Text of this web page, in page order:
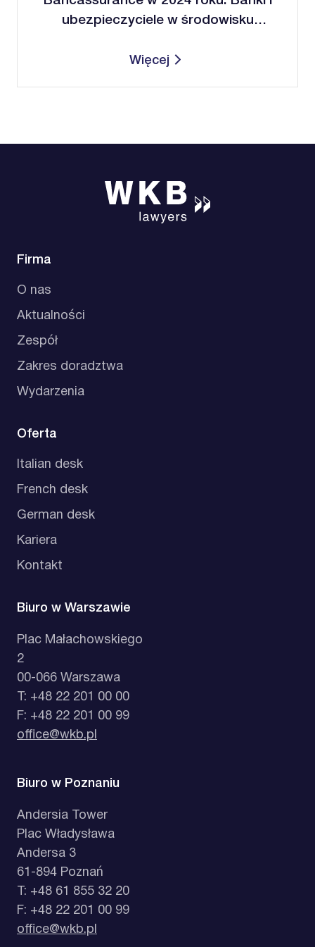
ubezpieczyciele w środowisku
Więcej
Firma
O nas
Aktualności
Zespół
Zakres doradztwa
Wydarzenia
Oferta
Italian desk
French desk
German desk
Kariera
Kontakt
Biuro w Warszawie
Plac Małachowskiego
2
00-066 Warszawa
T: +48 22 201 00 00
F: +48 22 201 00 99
office@wkb.pl
Biuro w Poznaniu
Andersia Tower
Plac Władysława
Andersa 3
61-894 Poznań
T: +48 61 855 32 20
F: +48 22 201 00 99
office@wkb.pl